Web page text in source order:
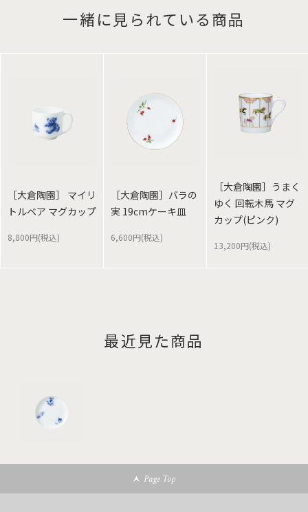
一緒に見られている商品
［大倉陶園］ マイリ
トルベア マグカップ
8,800円(税込)
［大倉陶園］バラの
実 19cmケーキ皿
6,600円(税込)
［大倉陶園］うまく
ゆく 回転木馬 マグ
カップ(ピンク)
13,200円(税込)
最近見た商品
Page Top